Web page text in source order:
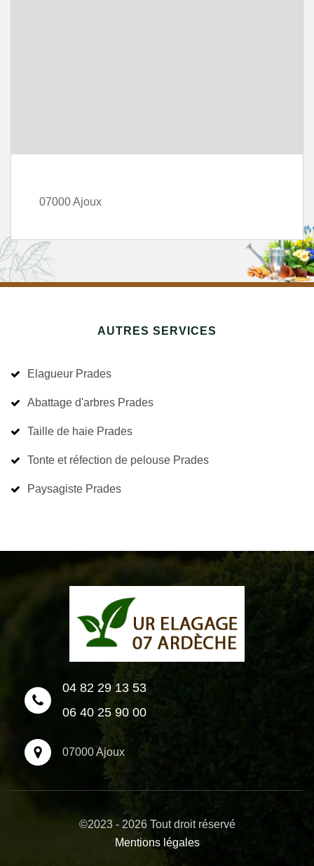
07000 Ajoux
AUTRES SERVICES
Elagueur Prades
Abattage d'arbres Prades
Taille de haie Prades
Tonte et réfection de pelouse Prades
Paysagiste Prades
04 82 29 13 53
06 40 25 90 00
07000 Ajoux
©2023 - 2026 Tout droit réservé
Mentions légales